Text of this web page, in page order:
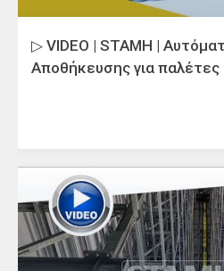
▷ VIDEO | STAMH |
Αποθήκευσης για παλέτες